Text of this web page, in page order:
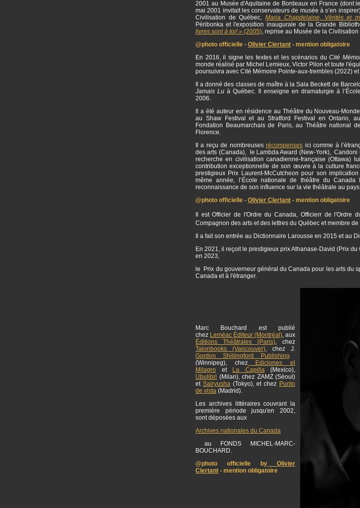
2001 au Musée d'Aquitaine de Bordeaux en France (dont
mai 2001 invitait les conservateurs de musée à s’en
Civilisation de Québec,Maria Chapdelaine, Vérités et
Péribonka et l'exposition inaugurale de la Grande
livres sont à toi! » (2005) , reprise au Musée de la Civilisation
@photo officielle - Olivier Clertant - mention obligatoire
En 2016, il signe les textes et les scénarios duCité
monde réalisé par Michel Lemieux, Victor Pilon et toute
poursuivra avec Cité Mémoire Pointe-aux-trembles (2022)
Il a donné des classes de maître à la Sala Beckett de
Jamais Lu à Québec. Il enseigne en dramaturgie à
2006.
Il a été auteur en résidence au Théâtre du Nouveau-
au Shaw Festival et au Stratford Festival en Ontario,
Fondation Beaumarchais de Paris, au Théâtre national
Florence.
Il a reçu de nombreusesrécompenses ici comme à
des arts (Canada), le Lambda Award (New-York),
recherche en civilisation canadienne-française (Ottawa)
contribution exceptionnelle de son œuvre à la culture
prestigieux Prix Laurent-McCutcheon pour son
même année, l’École nationale de théâtre du
reconnaissance de son influence sur la vie théâtrale au pays.
@photo officielle - Olivier Clertant - mention obligatoire
Il est Officier de l'Ordre du Canada, Officierr de l'Ordre
Compagnon des arts et des lettres du Québec et membre
Il a fait son entrée au Dictionnaire Larousse en 2015 et au
En 2021, il reçoit le prestigieux prix Athanase-David (Prix
en 2023,
le Prix du gouverneur général du Canada pour les arts du
Canada et à l'étranger.
Marc Bouchard est publié
chez Leméac Éditeur (Montréal), aux
Éditions Théâtrales (Paris), chez
Talonbooks (Vancouver), chez J.
Gordon Shillingford Publishing
(Winnipeg), chezEdiciones el
Milagro et La Capilla(Mexico),
Ubulibri (Milan), chez ZAMZ (Séoul)
et Sairyusha(Tokyo), et chez Punto
de vista (Madrid).
Les archives littéraires couvrant la
première période jusqu'en 2002,
sont déposées aux
Archives nationales du Canada
au FONDS MICHEL-MARC-
BOUCHARD.
@photo officielle by Olivier
Clertant - mention obligatoire